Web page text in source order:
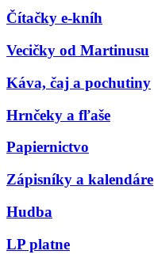
Čítačky e-kníh
Vecičky od Martinusu
Káva, čaj a pochutiny
Hrnčeky a fľaše
Papiernictvo
Zápisníky a kalendáre
Hudba
LP platne